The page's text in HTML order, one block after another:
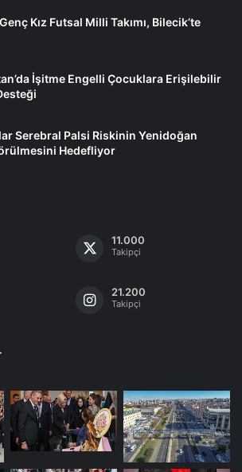
Kız Futsal Milli Takımı, Bilecik’te
İşitme Engelli Çocuklara Erişilebilir
Serebral Palsi Riskinin Yenidoğan
Hedefliyor
11.000
Takipçi
21.200
Takipçi